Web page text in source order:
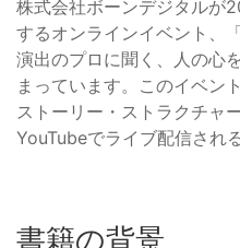
株式会社ボーンデジタルが
するオンラインイベント、
演出のプロに聞く、人の心
まっています。このイベン
ストーリー・ストラクチャ
YouTubeでライブ配信され
書籍の背景